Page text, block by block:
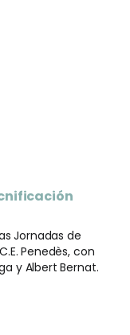
Jornadas de
Penedès, con
y Albert Bernat.